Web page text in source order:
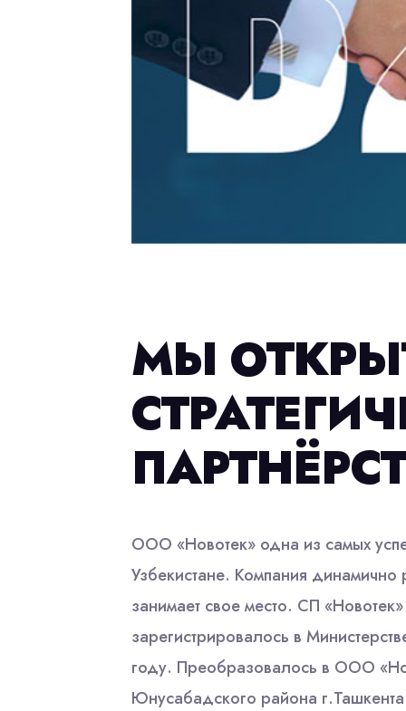
МЫ
ООО «Новотек» одна из самых
Узбекистане. Компания динамично
занимает свое место. СП
зарегистрировалось в
году. Преобразовалось в ООО
Юнусабадского района